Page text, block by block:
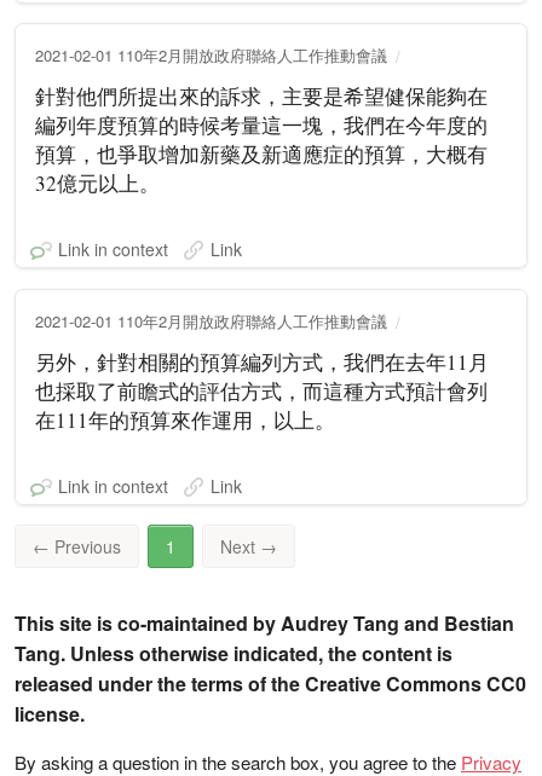
2021-02-01 110年2月開放政府聯絡人工作推動會議
針對他們所提出來的訴求，主要是希望健保能夠在
編列年度預算的時候考量這一塊，我們在今年度的
預算，也爭取增加新藥及新適應症的預算，大概有
32億元以上。
Link in context Link
2021-02-01 110年2月開放政府聯絡人工作推動會議
另外，針對相關的預算編列方式，我們在去年11月
也採取了前瞻式的評估方式，而這種方式預計會列
在111年的預算來作運用，以上。
Link in context Link
← Previous 1 Next →
This site is co-maintained by Audrey Tang and Bestian
Tang. Unless otherwise indicated, the content is
released under the terms of the Creative Commons CC0
license.
By asking a question in the search box, you agree to the Privacy